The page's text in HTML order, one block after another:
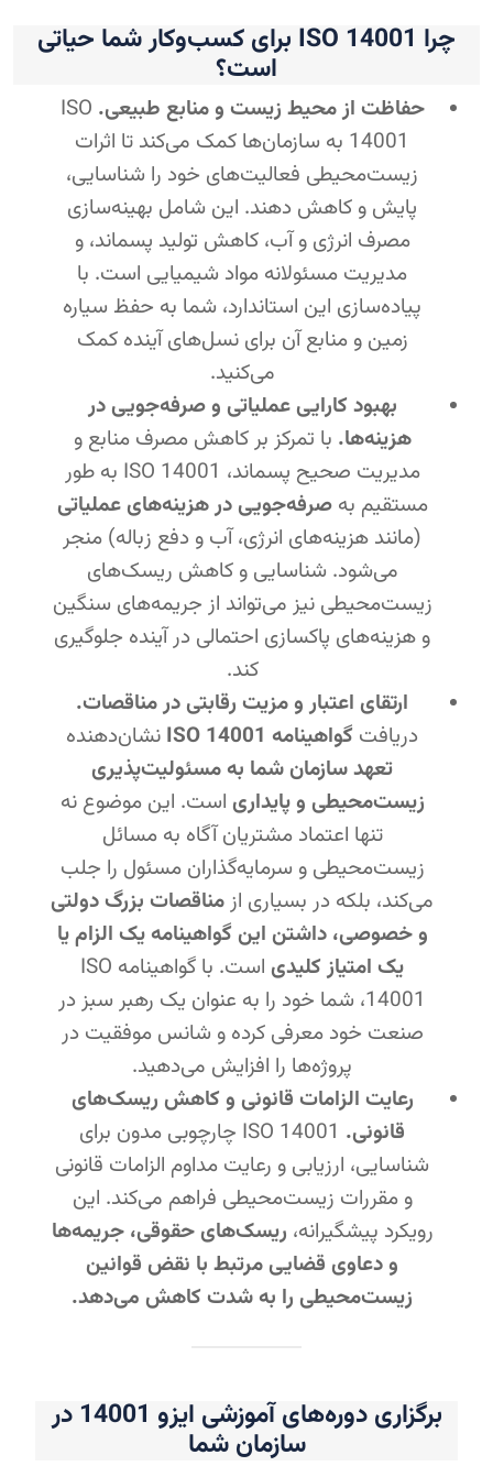
چرا ISO 14001 برای کسب‌وکار شما حیاتی
است؟
حفاظت از محیط زیست و منابع طبیعی. ISO
14001 به سازمان‌ها کمک می‌کند تا اثرات
زیست‌محیطی فعالیت‌های خود را شناسایی،
پایش و کاهش دهند. این شامل بهینه‌سازی
مصرف انرژی و آب، کاهش تولید پسماند، و
مدیریت مسئولانه مواد شیمیایی است. با
پیاده‌سازی این استاندارد، شما به حفظ سیاره
زمین و منابع آن برای نسل‌های آینده کمک
می‌کنید.
بهبود کارایی عملیاتی و صرفه‌جویی در
هزینه‌ها. با تمرکز بر کاهش مصرف منابع و
مدیریت صحیح پسماند، ISO 14001 به طور
مستقیم بهصرفه‌جویی در هزینه‌های عملیاتی
(مانند هزینه‌های انرژی، آب و دفع زباله) منجر
می‌شود. شناسایی و کاهش ریسک‌های
زیست‌محیطی نیز می‌تواند از جریمه‌های سنگین
و هزینه‌های پاکسازی احتمالی در آینده جلوگیری
کند.
ارتقای اعتبار و مزیت رقابتی در مناقصات.
دریافت گواهینامه ISO 14001
نشان‌دهنده
تعهد سازمان شما به مسئولیت‌پذیری
زیست‌محیطی و پایداری است. این موضوع نه
تنها اعتماد مشتریان آگاه به مسائل
زیست‌محیطی و سرمایه‌گذاران مسئول را جلب
می‌کند، بلکه در بسیاری از مناقصات بزرگ دولتی
و خصوصی، داشتن این گواهینامه یک الزام یا
یک امتیاز کلیدی
است. با گواهینامه ISO
14001، شما خود را به عنوان یک رهبر سبز در
صنعت خود معرفی کرده و شانس موفقیت در
پروژه‌ها را افزایش می‌دهید.
رعایت الزامات قانونی و کاهش ریسک‌های
قانونی.
ISO 14001 چارچوبی مدون برای
شناسایی، ارزیابی و رعایت مداوم الزامات قانونی
و مقررات زیست‌محیطی فراهم می‌کند. این
رویکرد پیشگیرانه، ریسک‌های حقوقی، جریمه‌ها
و دعاوی قضایی مرتبط با نقض قوانین
زیست‌محیطی را به شدت کاهش می‌دهد.
برگزاری دوره‌های آموزشی ایزو 14001 در
سازمان شما